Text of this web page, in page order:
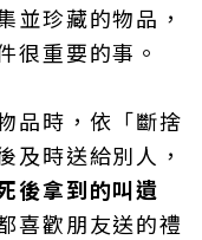
並珍藏的物品，
很重要的事。
品時，依「斷捨
及時送給別人，
後拿到的叫遺
喜歡朋友送的禮